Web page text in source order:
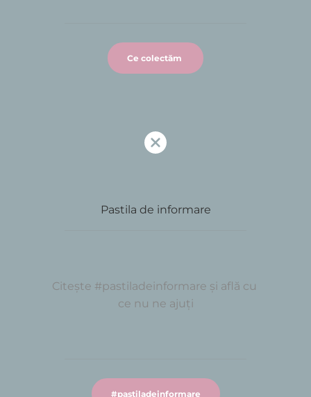
Ce colectăm
Pastila de informare
Citește #pastiladeinformare și află cu
ce nu ne ajuți
#pastiladeinformare